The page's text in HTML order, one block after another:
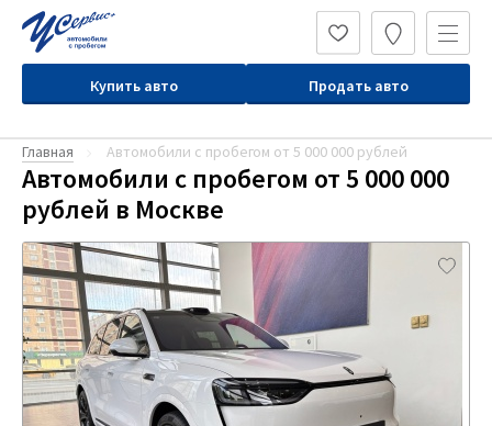
Купить авто Продать авто
Главная Автомобили с пробегом от 5 000 000 рублей
Автомобили с пробегом от 5 000 000
рублей в Москве